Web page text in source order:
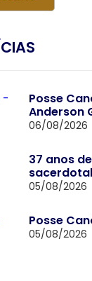
Posse
Anderson
06/08/2026
37 anos
05/08/2026
Posse
05/08/2026